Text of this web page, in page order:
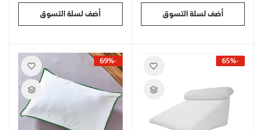
أضف لسلة التسوق أضف لسلة التسوق
-65%
-69%